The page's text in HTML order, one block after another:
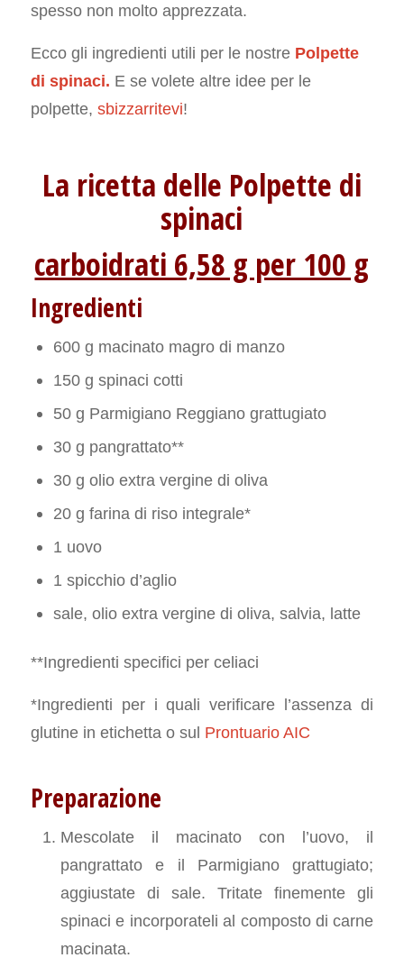
spesso non molto apprezzata.
Ecco gli ingredienti utili per le nostre Polpette
di spinaci. E se volete altre idee per le
polpette, sbizzarritevi!
La ricetta delle Polpette di
spinaci
carboidrati 6,58 g per 100 g
Ingredienti
600 g macinato magro di manzo
150 g spinaci cotti
50 g Parmigiano Reggiano grattugiato
30 g pangrattato**
30 g olio extra vergine di oliva
20 g farina di riso integrale*
1 uovo
1 spicchio d’aglio
sale, olio extra vergine di oliva, salvia, latte
**Ingredienti specifici per celiaci
*Ingredienti per i quali verificare l’assenza di
glutine in etichetta o sul Prontuario AIC
Preparazione
Mescolate il macinato con l’uovo, il
pangrattato e il Parmigiano grattugiato;
aggiustate di sale. Tritate finemente gli
spinaci e incorporateli al composto di carne
macinata.